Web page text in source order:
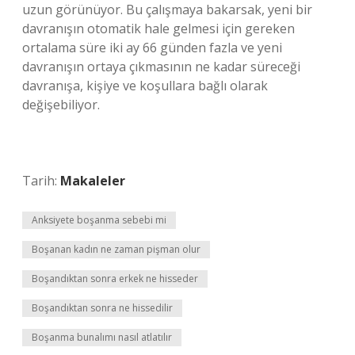
uzun görünüyor. Bu çalışmaya bakarsak, yeni bir
davranışın otomatik hale gelmesi için gereken
ortalama süre iki ay 66 günden fazla ve yeni
davranışın ortaya çıkmasının ne kadar süreceği
davranışa, kişiye ve koşullara bağlı olarak
değişebiliyor.
Tarih: Makaleler
Anksiyete boşanma sebebi mi
Boşanan kadın ne zaman pişman olur
Boşandıktan sonra erkek ne hisseder
Boşandıktan sonra ne hissedilir
Boşanma bunalımı nasıl atlatılır